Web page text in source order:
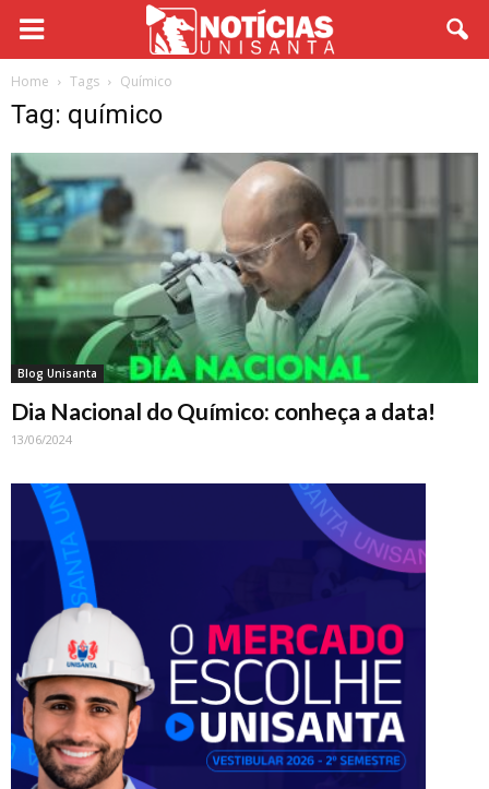
Home Tags Químico
Tag: químico
Blog Unisanta
Dia Nacional do Químico: conheça a data!
13/06/2024